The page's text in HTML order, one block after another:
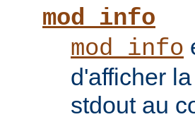
mod_info
mod_info
d'afficher
stdout au